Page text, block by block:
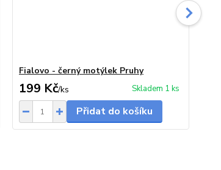
Fialovo - černý motýlek Pruhy
199 Kč/ks Skladem 1 ks
Přidat do košíku